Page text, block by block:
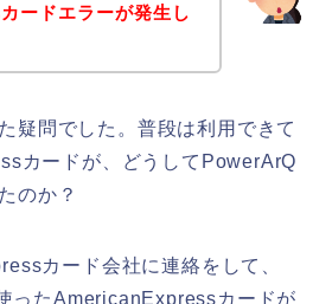
ードエラーが発生し
疑問でした。普段は利用できて
カードが、どうしてPowerArQ
のか？
カード会社に連絡をして、
ったAmericanExpressカードが